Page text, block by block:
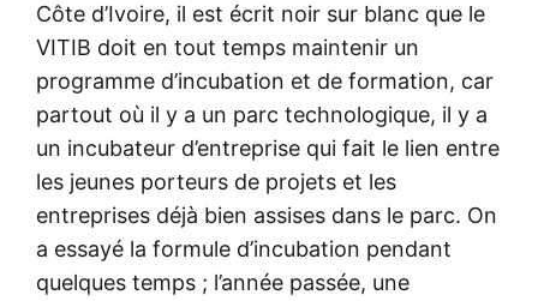
Côte d’Ivoire, il est écrit noir sur blanc que le
VITIB doit en tout temps maintenir un
programme d’incubation et de formation, car
partout où il y a un parc technologique, il y a
un incubateur d’entreprise qui fait le lien entre
les jeunes porteurs de projets et les
entreprises déjà bien assises dans le parc. On
a essayé la formule d’incubation pendant
quelques temps ; l’année passée, une